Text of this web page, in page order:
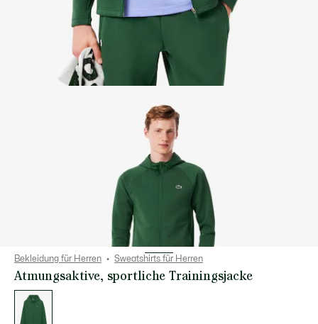
Bekleidung für Herren Sweatshirts für Herren
Atmungsaktive, sportliche Trainingsjacke
Liste
der
Varianten